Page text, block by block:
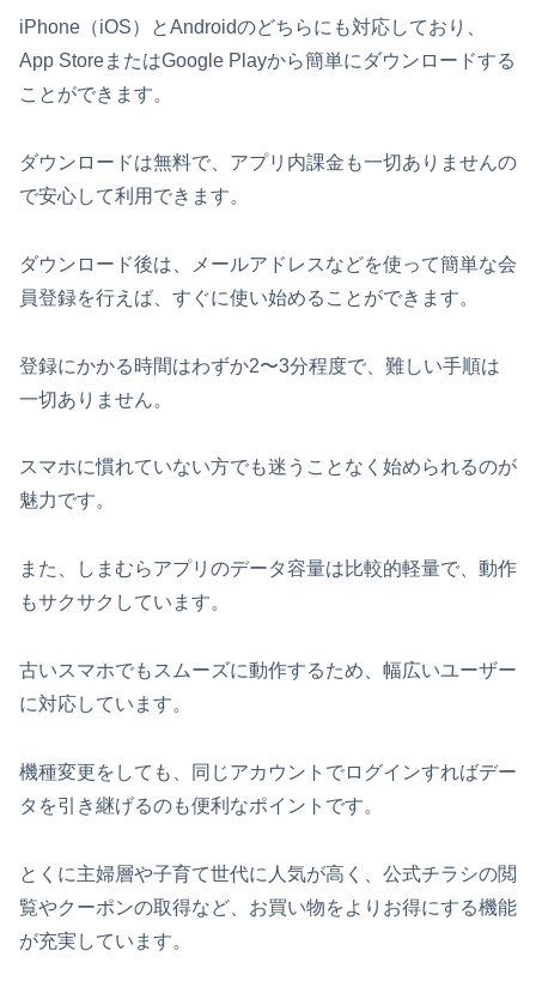
iPhone（iOS）とAndroidのどちらにも対応しており、
App StoreまたはGoogle Playから簡単にダウンロードする
ことができます。
ダウンロードは無料で、アプリ内課金も一切ありませんの
で安心して利用できます。
ダウンロード後は、メールアドレスなどを使って簡単な会
員登録を行えば、すぐに使い始めることができます。
登録にかかる時間はわずか2〜3分程度で、難しい手順は
一切ありません。
スマホに慣れていない方でも迷うことなく始められるのが
魅力です。
また、しまむらアプリのデータ容量は比較的軽量で、動作
もサクサクしています。
古いスマホでもスムーズに動作するため、幅広いユーザー
に対応しています。
機種変更をしても、同じアカウントでログインすればデー
タを引き継げるのも便利なポイントです。
とくに主婦層や子育て世代に人気が高く、公式チラシの閲
覧やクーポンの取得など、お買い物をよりお得にする機能
が充実しています。